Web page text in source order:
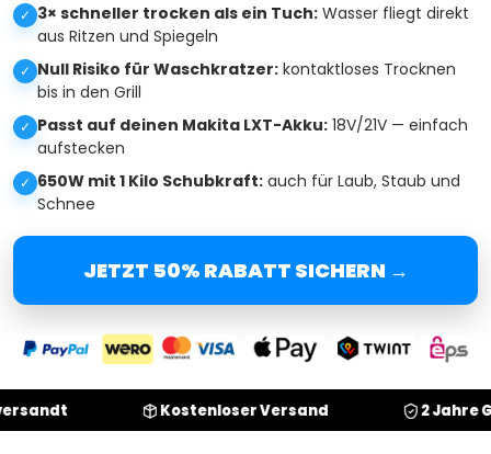
✓ 3× schneller trocken als ein Tuch: Wasser fliegt direkt
aus Ritzen und Spiegeln
✓ Null Risiko für Waschkratzer: kontaktloses Trocknen
bis in den Grill
✓ Passt auf deinen Makita LXT-Akku: 18V/21V — einfach
aufstecken
✓ 650W mit 1 Kilo Schubkraft: auch für Laub, Staub und
Schnee
JETZT 50% RABATT SICHERN →
Kostenloser Versand 2 Jahre Garantie